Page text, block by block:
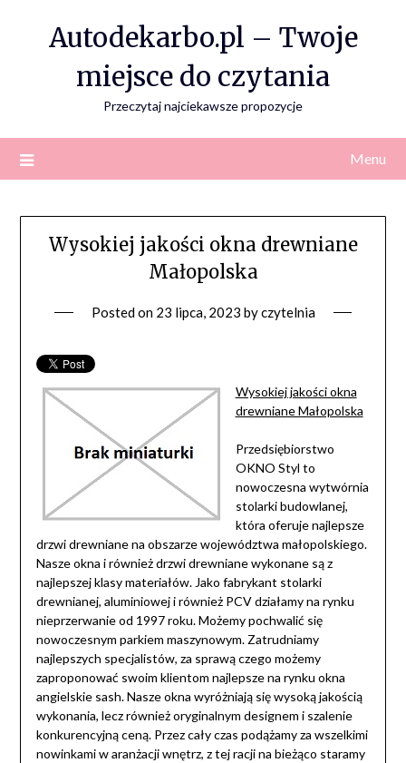
Autodekarbo.pl – Twoje
miejsce do czytania
Przeczytaj najciekawsze propozycje
Menu
Wysokiej jakości okna drewniane
Małopolska
Posted on 23 lipca, 2023 byczytelnia
Wysokiej jakości okna
drewniane Małopolska
Przedsiębiorstwo
OKNO Styl to
nowoczesna wytwórnia
stolarki budowlanej,
która oferuje najlepsze
drzwi drewniane na obszarze województwa małopolskiego.
Nasze okna i również drzwi drewniane wykonane są z
najlepszej klasy materiałów. Jako fabrykant stolarki
drewnianej, aluminiowej i również PCV działamy na rynku
nieprzerwanie od 1997 roku. Możemy pochwalić się
nowoczesnym parkiem maszynowym. Zatrudniamy
najlepszych specjalistów, za sprawą czego możemy
zaproponować swoim klientom najlepsze na rynku okna
angielskie sash. Nasze okna wyróżniają się wysoką jakością
wykonania, lecz również oryginalnym designem i szalenie
konkurencyjną ceną. Przez cały czas podążamy za wszelkimi
nowinkami w aranżacji wnętrz, z tej racji na bieżąco staramy